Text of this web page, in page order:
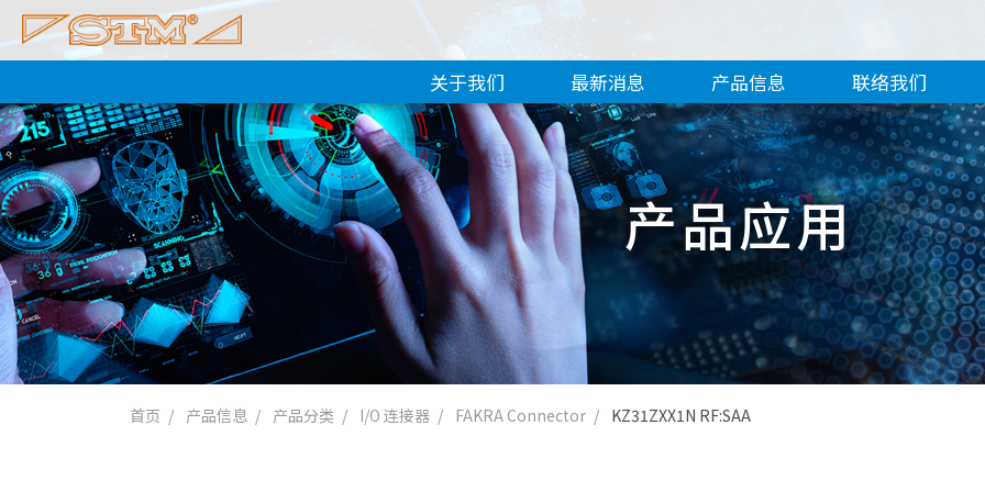
关于我们 最新消息 产品信息 联络我们
产品应用
首页 产品信息 产品分类 I/O 连接器 FAKRA Connector KZ31ZXX1N RF:SAA